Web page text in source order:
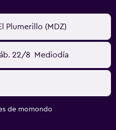
Plumerillo (MDZ)
22/8 Mediodía
de momondo